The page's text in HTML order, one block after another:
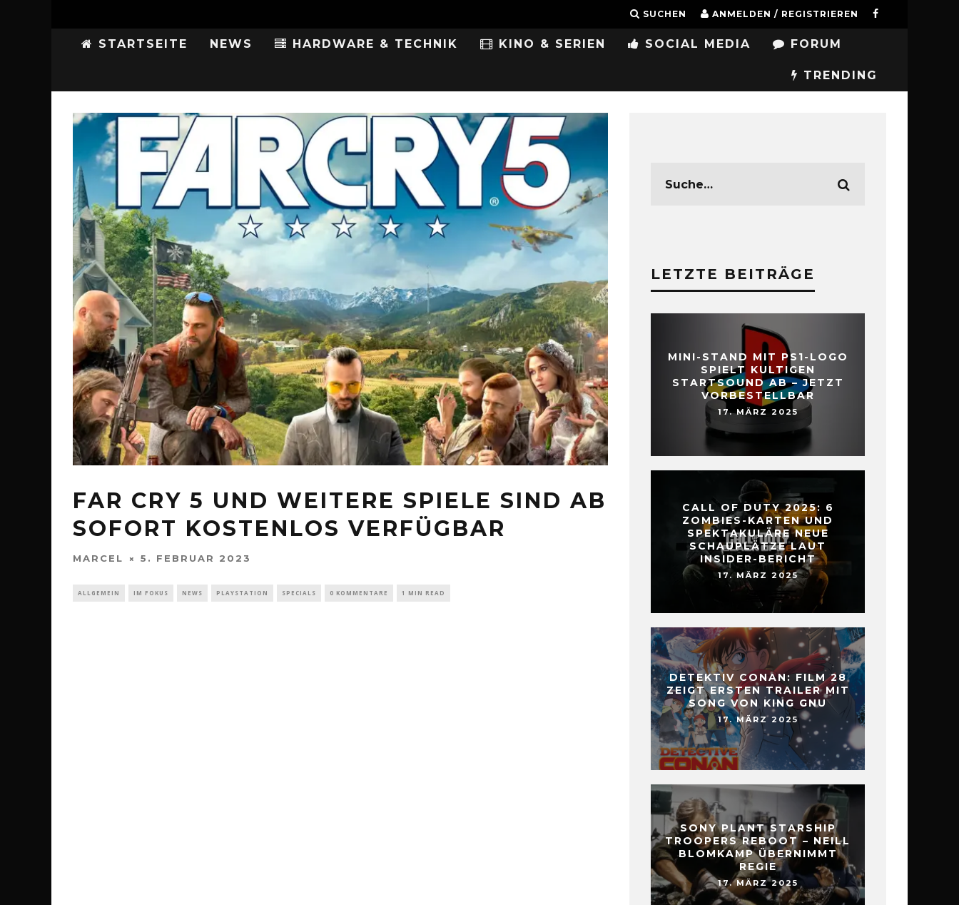
SUCHEN ANMELDEN / REGISTRIEREN
STARTSEITE NEWS HARDWARE & TECHNIK KINO & SERIEN SOCIAL MEDIA FORUM
TRENDING
FAR CRY 5 UND WEITERE SPIELE SIND AB
SOFORT KOSTENLOS VERFÜGBAR
MARCEL 5. FEBRUAR 2023
ALLGEMEIN IM FOKUS NEWS PLAYSTATION SPECIALS 0 KOMMENTARE 1 MIN READ
LETZTE BEITRÄGE
MINI-STAND MIT PS1-LOGO
SPIELT KULTIGEN
STARTSOUND AB – JETZT
VORBESTELLBAR
17. MÄRZ 2025
CALL OF DUTY 2025: 6
ZOMBIES-KARTEN UND
SPEKTAKULÄRE NEUE
SCHAUPLÄTZE LAUT
INSIDER-BERICHT
17. MÄRZ 2025
DETEKTIV CONAN: FILM 28
ZEIGT ERSTEN TRAILER MIT
SONG VON KING GNU
17. MÄRZ 2025
SONY PLANT STARSHIP
TROOPERS REBOOT – NEILL
BLOMKAMP ÜBERNIMMT
REGIE
17. MÄRZ 2025